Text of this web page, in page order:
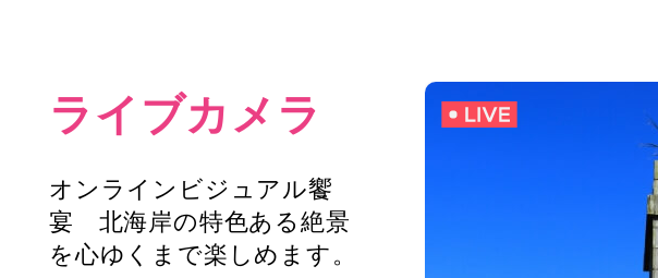
ライブカメラ
オンラインビジュアル饗
宴 北海岸の特色ある絶景
を心ゆくまで楽しめます。